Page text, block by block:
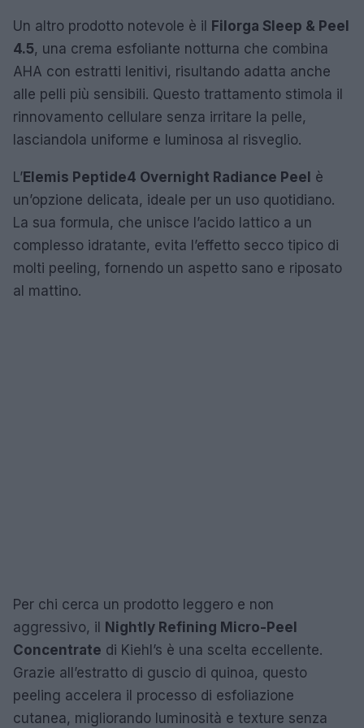
Un altro prodotto notevole è il Filorga Sleep & Peel
4.5, una crema esfoliante notturna che combina
AHA con estratti lenitivi, risultando adatta anche
alle pelli più sensibili. Questo trattamento stimola il
rinnovamento cellulare senza irritare la pelle,
lasciandola uniforme e luminosa al risveglio.
L’Elemis Peptide4 Overnight Radiance Peel è
un’opzione delicata, ideale per un uso quotidiano.
La sua formula, che unisce l’acido lattico a un
complesso idratante, evita l’effetto secco tipico di
molti peeling, fornendo un aspetto sano e riposato
al mattino.
Per chi cerca un prodotto leggero e non
aggressivo, il Nightly Refining Micro-Peel
Concentrate di Kiehl’s è una scelta eccellente.
Grazie all’estratto di guscio di quinoa, questo
peeling accelera il processo di esfoliazione
cutanea, migliorando luminosità e texture senza